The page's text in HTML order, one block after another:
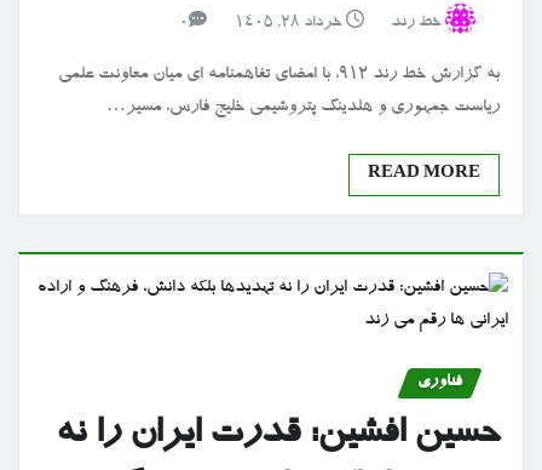
خط رند خرداد ۲۸, ۱۴۰۵ 0
به گزارش خط رند 912، با امضای تفاهمنامه ای میان معاونت علمی
ریاست جمهوری و هلدینگ پتروشیمی خلیج فارس، مسیر…
READ MORE
فناوری
حسین افشین: قدرت ایران را نه